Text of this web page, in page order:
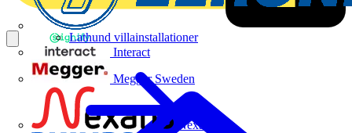
Interact
Megger Sweden
Nexans
Lathund villainstallationer